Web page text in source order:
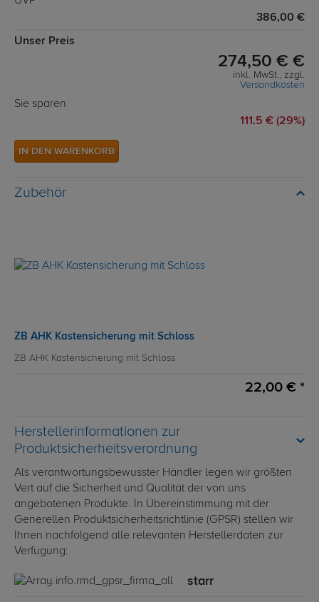
386,00 €
Unser Preis
274,50 € €
inkl. MwSt., zzgl.
Versandkosten
Sie sparen
111.5 € (29%)
IN DEN WARENKORB
Zubehör
ZB AHK Kastensicherung mit Schloss
ZB AHK Kastensicherung mit Schloss
22,00 € *
Herstellerinformationen zur
Produktsicherheitsverordnung
Als verantwortungsbewusster Händler legen wir größten
Vert auf die Sicherheit und Qualität der von uns
angebotenen Produkte. In Übereinstimmung mit der
Generellen Produktsicherheitsrichtlinie (GPSR) stellen wir
Ihnen nachfolgend alle relevanten Herstellerdaten zur
Verfügung:
starr